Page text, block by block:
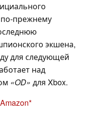
прежнему
экшена,
для следующей
над
«OD» для Xbox.